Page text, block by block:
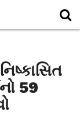
59